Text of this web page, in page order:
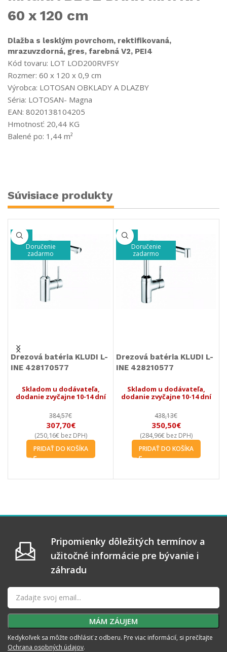
60 x 120 cm
Dlažba s lesklým povrchom, rektifikovaná,
mrazuvzdorná, gres, farebná V2, PEI4
Kód tovaru: LOT LOD200RVFSY
Rozmer: 60 x 120 x 0,9 cm
Výrobca: LOTOSAN OBKLADY A DLAZBY
Séria: LOTOSAN- Magna
EAN: 8020138104205
Hmotnosť: 20,44 KG
Balené po: 1,44 m²
Súvisiace produkty
-20%
Doručenie
zadarmo
Drezová batéria KLUDI L-
INE 428170577
Skladom u dodávateľa,
dodanie zvyčajne 10-14 dní
384,57€
307,70€
(250,16€bez DPH)
PRIDAŤ DO KOŠÍKA
-20%
Doručenie
zadarmo
Drezová batéria KLUDI L-
INE 428210577
Skladom u dodávateľa,
dodanie zvyčajne 10-14 dní
438,13€
350,50€
(284,96€bez DPH)
PRIDAŤ DO KOŠÍKA
Pripomienky dôležitých termínov a
užitočné informácie pre bývanie i
záhradu
Kedykoľvek sa môžte odhlásiť z odberu. Pre viac informácií, si prečítajte
Ochrana osobných údajov.